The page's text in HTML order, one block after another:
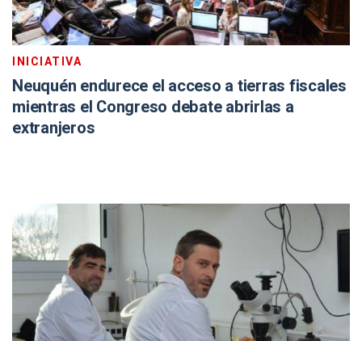
INICIATIVA
Neuquén endurece el acceso a tierras fiscales
mientras el Congreso debate abrirlas a
extranjeros